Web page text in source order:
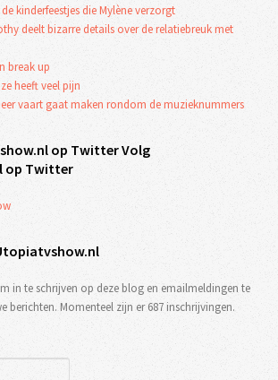
kinderfeestjes die Mylène verzorgt
deelt bizarre details over de relatiebreuk met
break up
heeft veel pijn
vaart gaat maken rondom de muzieknummers
Volg
op Twitter
in te schrijven op deze blog en emailmeldingen te
berichten. Momenteel zijn er 687 inschrijvingen.